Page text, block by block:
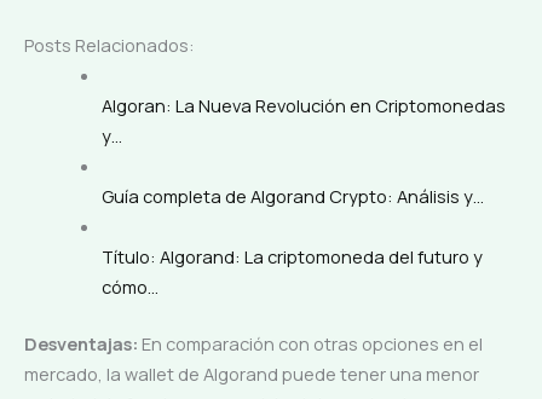
Posts Relacionados:
Algoran: La Nueva Revolución en Criptomonedas
y…
Guía completa de Algorand Crypto: Análisis y…
Título: Algorand: La criptomoneda del futuro y
cómo…
Desventajas: En comparación con otras opciones en el
mercado, la wallet de Algorand puede tener una menor